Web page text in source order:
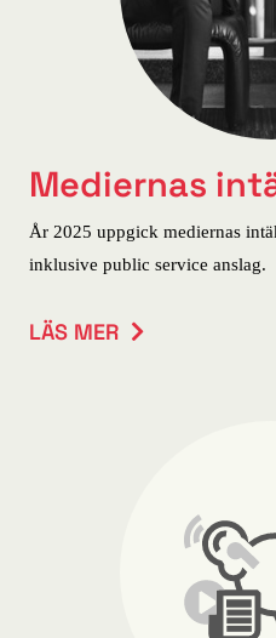
Mediernas
År 2025 uppgick mediernas
inklusive public service anslag.
LÄS MER